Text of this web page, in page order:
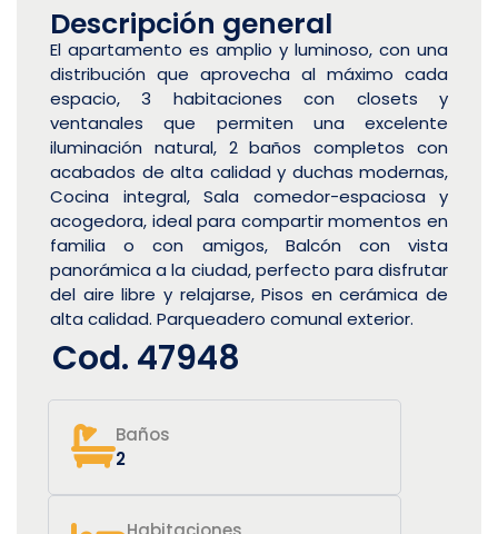
Descripción general
El apartamento es amplio y luminoso, con una
distribución que aprovecha al máximo cada
espacio, 3 habitaciones con closets y
ventanales que permiten una excelente
iluminación natural, 2 baños completos con
acabados de alta calidad y duchas modernas,
Cocina integral, Sala comedor-espaciosa y
acogedora, ideal para compartir momentos en
familia o con amigos, Balcón con vista
panorámica a la ciudad, perfecto para disfrutar
del aire libre y relajarse, Pisos en cerámica de
alta calidad. Parqueadero comunal exterior.
Cod. 47948
Baños
2